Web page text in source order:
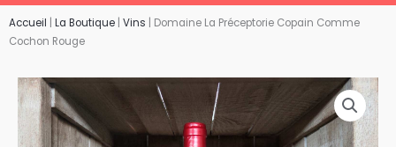
Accueil La Boutique Vins
Domaine La Préceptorie Copain Comme
Cochon Rouge